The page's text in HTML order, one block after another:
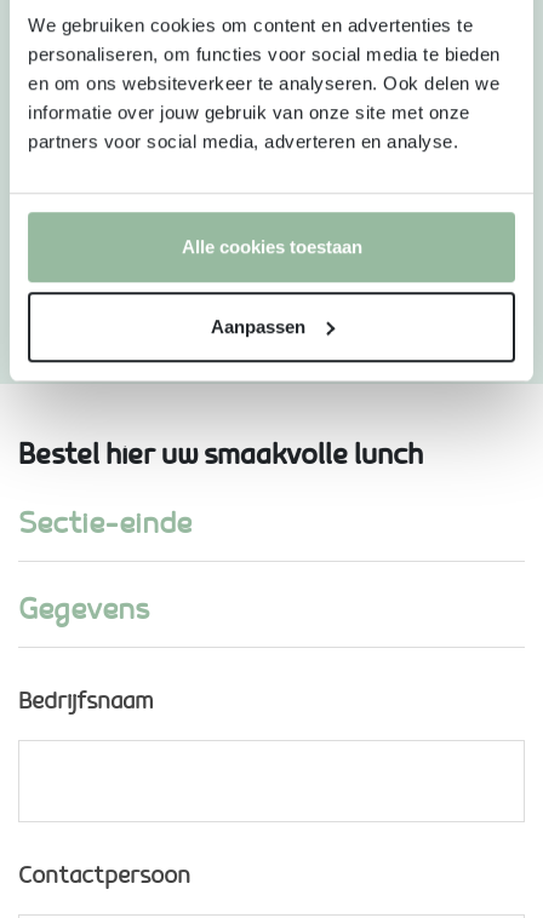
We gebruiken cookies om content en advertenties te
personaliseren, om functies voor social media te bieden
en om ons websiteverkeer te analyseren. Ook delen we
informatie over jouw gebruik van onze site met onze
partners voor social media, adverteren en analyse.
Alle cookies toestaan
Aanpassen
Het pakket is desgewenst uit te breiden met vers
afgebakken breekbrood met huisgemaakte dips
(+2.95 p.p.), volle yoghurt met biologische en
glutenvrije granola (+2.75 p.p.) en met vers
De lunch wordt aangeleverd in 1-persoons
verpakkingen (deze zijn niet als afzonderlijke
pakketjes verpakt)
Bestel hier uw smaakvolle lunch
Sectie-einde
Gegevens
Bedrijfsnaam
Contactpersoon